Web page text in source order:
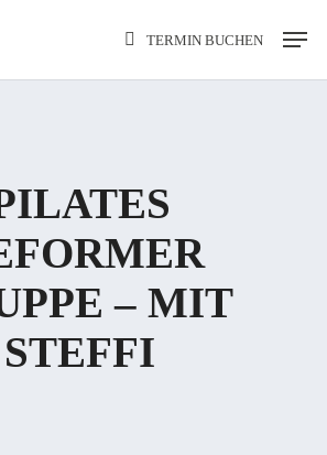
TERMIN BUCHEN
Menu
– MIT
STEFFI